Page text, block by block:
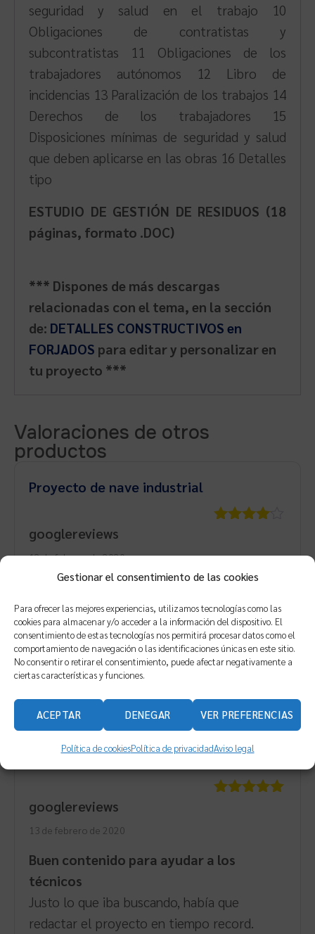
Gestionar el consentimiento de las cookies
Para ofrecer las mejores experiencias, utilizamos tecnologías como las
cookies para almacenar y/o acceder a la información del dispositivo. El
consentimiento de estas tecnologías nos permitirá procesar datos como el
comportamiento de navegación o las identificaciones únicas en este sitio.
No consentir o retirar el consentimiento, puede afectar negativamente a
ciertas características y funciones.
ACEPTAR DENEGAR VER PREFERENCIAS
Política de cookiesPolítica de privacidadAviso legal
seguridad y salud en el trabajo 10
Obligaciones de contratistas y
subcontratistas 11 Obligaciones de los
trabajadores autónomos 12 Libro de
incidencias 13 Paralización de los trabajos 14
Derechos de los trabajadores 15
Disposiciones mínimas de seguridad y salud
que deben aplicarse en las obras 16 Detalles
tipo
ESTUDIO DE GESTIÓN DE RESIDUOS (18
páginas, formato .DOC)
*** Dispones de más descargas
relacionadas con el tema, en la sección
de: DETALLES CONSTRUCTIVOS en
FORJADOS para editar y personalizar en
tu proyecto ***
Valoraciones de otros
productos
Proyecto de nave industrial
5
googlereviews
12 de febrero de 2020
Planos dwg
Iba buscando un ejemplo de nave realizada
con prefabricados y está realmente bien,
además tiene muchos planos en dwg como
referencia.
— Plantilla editable PDF, DOC y DWG
googlereviews
13 de febrero de 2020
Buen contenido para ayudar a los
técnicos
Justo lo que iba buscando, había que
redactar el proyecto en tiempo record.